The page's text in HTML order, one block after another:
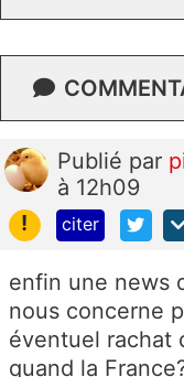
Publié par
à 12h09
!
citer
enfin une news
nous concerne
éventuel rachat
quand la